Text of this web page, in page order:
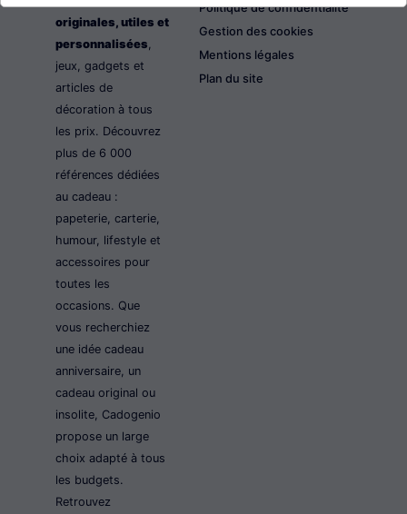
originales, utiles et
personnalisées,
jeux, gadgets et
articles de
décoration à tous
les prix. Découvrez
plus de 6 000
références dédiées
au cadeau :
papeterie, carterie,
humour, lifestyle et
accessoires pour
toutes les
occasions. Que
vous recherchiez
une idée cadeau
anniversaire, un
cadeau original ou
insolite, Cadogenio
propose un large
choix adapté à tous
les budgets.
Retrouvez
Politique de confidentialité
Gestion des cookies
Mentions légales
Plan du site